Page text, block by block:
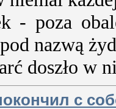
- poza
nazwą
doszło w
с